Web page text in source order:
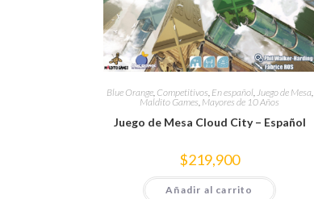
Blue Orange, Competitivos, En español,Juego de Mesa,
Maldito Games, Mayores de 10 Años
Juego de Mesa Cloud City – Español
$219,900
Añadir al carrito